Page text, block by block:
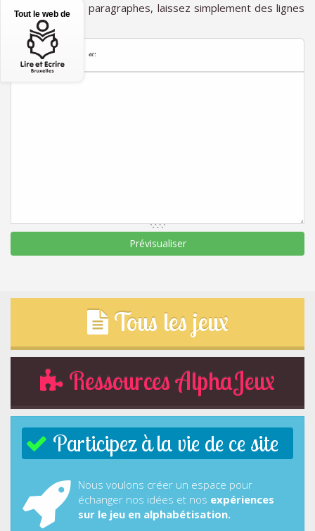
Pour créer des paragraphes, laissez simplement des lignes
vides.
Tous les jeux
Ressources AlphaJeux
Participez à la vie de ce site
Nous voulons créer un espace pour
échanger nos idées et nos expériences
sur le jeu en alphabétisation.
Tout le web de